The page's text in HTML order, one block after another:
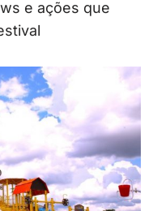
e ações que